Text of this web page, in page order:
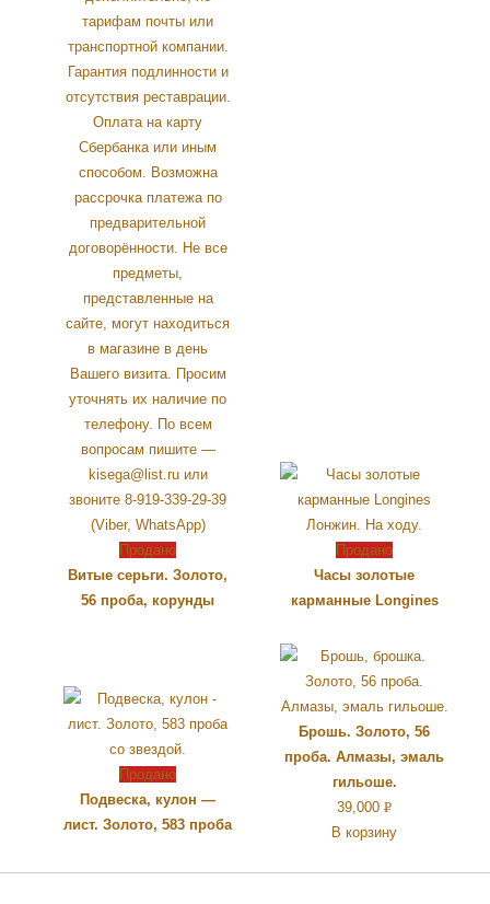
Продано
Витые серьги. Золото,
56 проба, корунды
Продано
Часы золотые
карманные Longines
Продано
Подвеска, кулон —
лист. Золото, 583 проба
Брошь. Золото, 56
проба. Алмазы, эмаль
гильоше.
39,000 Р
УБ.
В корзину